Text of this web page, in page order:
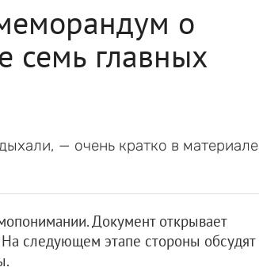
о
семь главных
— очень кратко в материале
Документ открывает
следующем этапе стороны обсудят